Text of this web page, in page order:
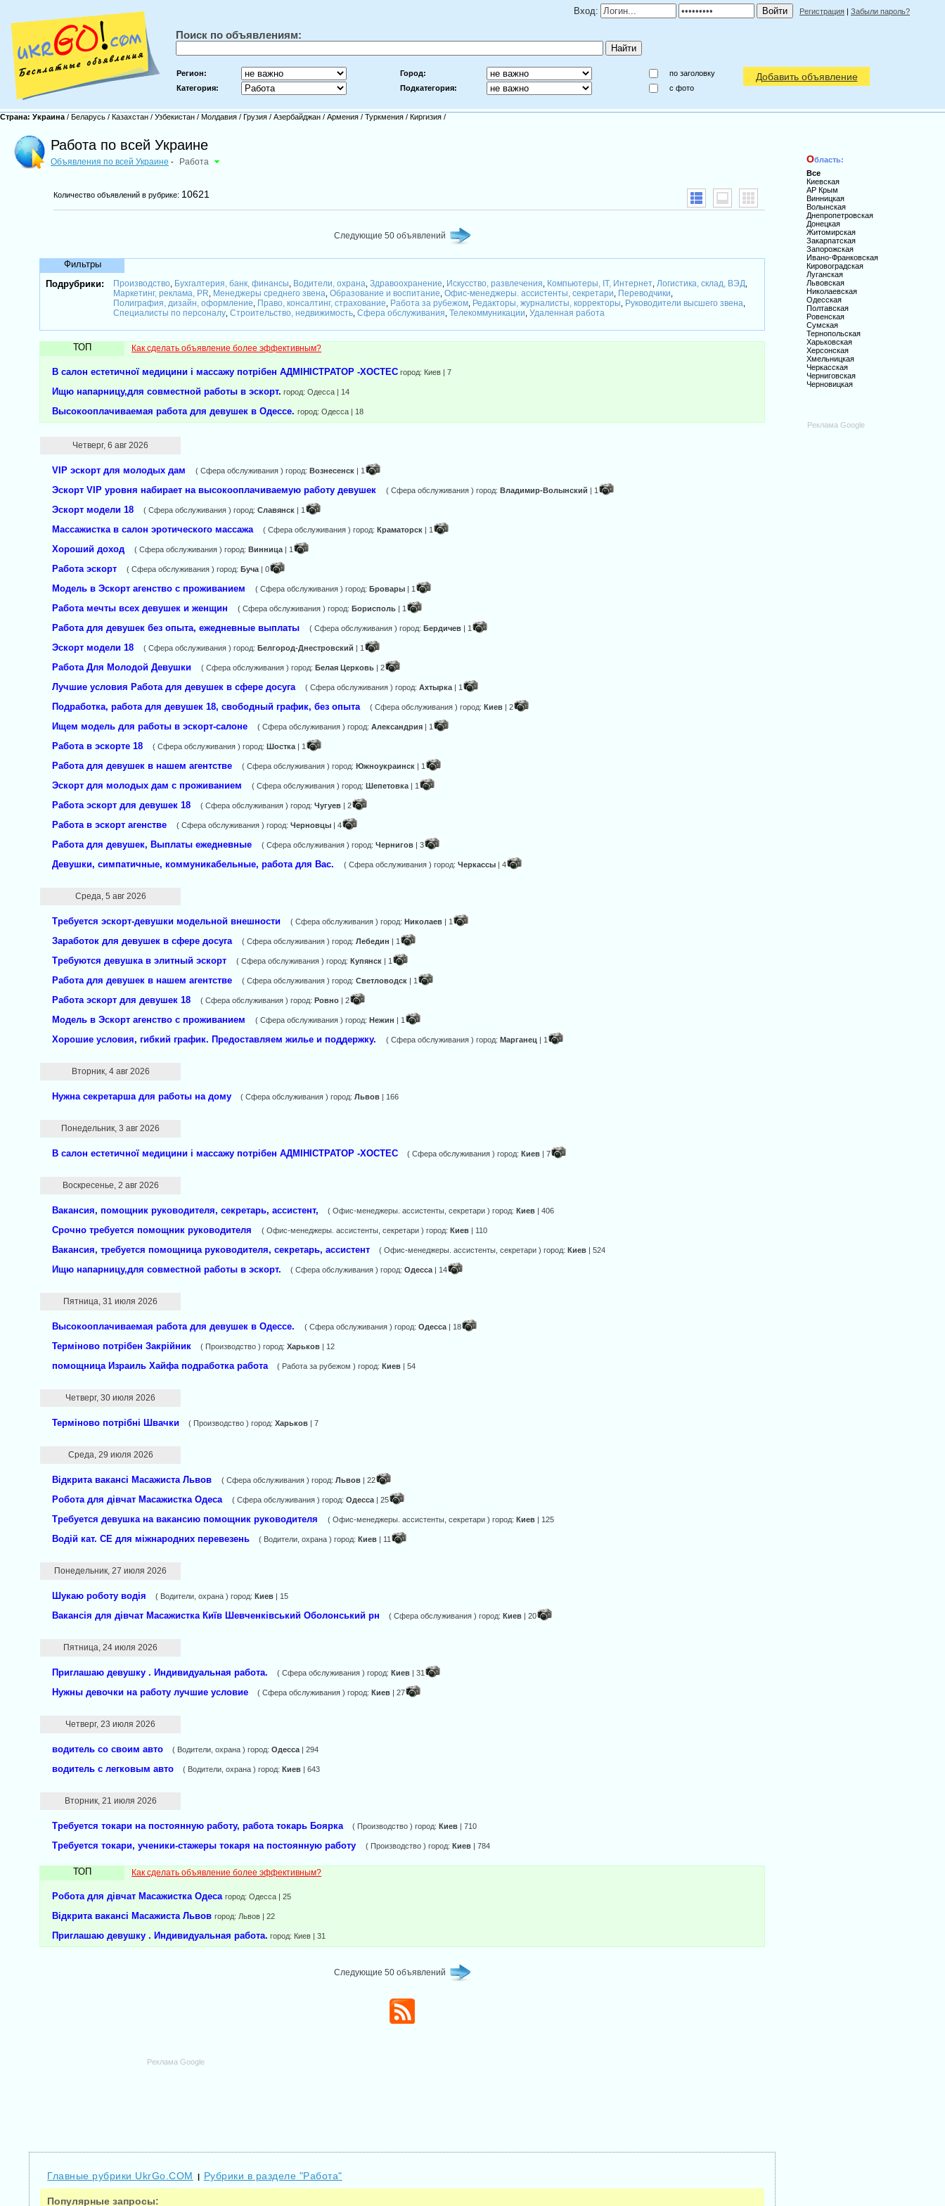
Вход: Регистрация | Забыли пароль?
Поиск по объявлениям:
Регион: Город:
по заголовку
Категория:
Подкатегория: c фото
Добавить объявление
Страна: Украина / Беларусь / Казахстан / Узбекистан / Молдавия / Грузия / Азербайджан / Армения / Туркмения / Киргизия /
Работа по всей Украине
Объявления по всей Украине - Работа
Количество объявлений в рубрике: 10621
Следующие 50 объявлений
Фильтры
Подрубрики:
Производство Бухгалтерия, банк, финансы Водители, охрана ,Здравоохранение Искусство, развлечения Компьютеры, IT, Интернет Логистика, склад, ВЭД
Маркетинг, реклама, PR Менеджеры среднего звена ,Образование и воспитание ,Офис-менеджеры. ассистенты, секретари Переводчики
Полиграфия, дизайн, оформление Право, консалтинг, страхование Работа за рубежом Редакторы, журналисты, корректоры Руководители высшего звена
Специалисты по персоналу ,Строительство, недвижимость ,Сфера обслуживания ,Телекоммуникации ,Удаленная работа
ТОП Как сделать объявление более эффективным?
В салон естетичної медицини і массажу потрібен АДМІНІСТРАТОР -ХОСТЕС город: Киев | 7
Ищю напарницу,для совместной работы в эскорт. город: Одесса | 14
Выcокооплачиваeмая работа для девушек в Одессе.город: Одесса | 18
Четверг, 6 авг 2026
VIP эскорт для молодых дам ( Сфера обслуживания ) город:Вознесенск | 1
Эскорт VIP уровня набирает на высокооплачиваемую работу девушек ( Сфера обслуживания ) город:Владимир-Волынский | 1
Эскорт модели 18 ( Сфера обслуживания ) город:Славянск | 1
Массажистка в салон эротического массажа ( Сфера обслуживания ) город:Краматорск | 1
Хороший доход ( Сфера обслуживания ) город:Винница | 1
Работа эскорт ( Сфера обслуживания ) город:Буча | 0
Модель в Эскорт агенство с проживанием ( Сфера обслуживания ) город:Бровары | 1
Работа мечты всех девушек и женщин ( Сфера обслуживания ) город:Борисполь | 1
Работа для девушек без опыта, ежедневные выплаты ( Сфера обслуживания ) город:Бердичев | 1
Эскорт модели 18 ( Сфера обслуживания ) город:Белгород-Днестровский | 1
Работа Для Молодой Девушки ( Сфера обслуживания ) город:Белая Церковь | 2
Лучшие условия Работа для девушек в сфере досуга ( Сфера обслуживания ) город:Ахтырка | 1
Подработка, работа для девушек 18, свободный график, без опыта ( Сфера обслуживания ) город:Киев | 2
Ищем модель для работы в эскорт-салоне ( Сфера обслуживания ) город:Александрия | 1
Работа в эскорте 18 ( Сфера обслуживания ) город:Шостка | 1
Работа для девушек в нашем агентстве ( Сфера обслуживания ) город:Южноукраинск | 1
Эскорт для молодых дам с проживанием ( Сфера обслуживания ) город:Шепетовка | 1
Работа эскорт для девушек 18 ( Сфера обслуживания ) город:Чугуев | 2
Работа в эскорт агенстве ( Сфера обслуживания ) город:Черновцы | 4
Работа для девушек, Выплаты ежедневные ( Сфера обслуживания ) город:Чернигов | 3
Девушки, симпатичные, коммуникабельные, работа для Вас. ( Сфера обслуживания ) город:Черкассы | 4
Среда, 5 авг 2026
Требуется эскорт-девушки модельной внешности ( Сфера обслуживания ) город:Николаев | 1
Заработок для девушек в сфере досуга ( Сфера обслуживания ) город:Лебедин | 1
Требуются девушка в элитный эскорт ( Сфера обслуживания ) город:Купянск | 1
Работа для девушек в нашем агентстве ( Сфера обслуживания ) город:Светловодск | 1
Работа эскорт для девушек 18 ( Сфера обслуживания ) город:Ровно | 2
Модель в Эскорт агенство с проживанием ( Сфера обслуживания ) город:Нежин | 1
Хорошие условия, гибкий график. Предоставляем жилье и поддержку. ( Сфера обслуживания ) город:Марганец | 1
Вторник, 4 авг 2026
Нужна секретарша для работы на дому ( Сфера обслуживания ) город:Львов | 166
Понедельник, 3 авг 2026
В салон естетичної медицини і массажу потрібен АДМІНІСТРАТОР -ХОСТЕС ( Сфера обслуживания ) город:Киев | 7
Воскресенье, 2 авг 2026
Вакансия, помощник руководителя, секретарь, ассистент, ( Офис-менеджеры. ассистенты, секретари ) город:Киев | 406
Срочно требуется помощник руководителя ( Офис-менеджеры. ассистенты, секретари ) город:Киев | 110
Вакансия, требуется помощница руководителя, секретарь, ассистент ( Офис-менеджеры. ассистенты, секретари ) город:Киев | 524
Ищю напарницу,для совместной работы в эскорт. ( Сфера обслуживания ) город:Одесса | 14
Пятница, 31 июля 2026
Выcокооплачиваeмая работа для девушек в Одессе. ( Сфера обслуживания ) город:Одесса | 18
Терміново потрібен Закрійник ( Производство ) город:Харьков | 12
помощница Израиль Хайфа подработка работа ( Работа за рубежом ) город:Киев | 54
Четверг, 30 июля 2026
Терміново потрібні Швачки ( Производство ) город:Харьков | 7
Среда, 29 июля 2026
Відкрита вакансі Масажиста Львов ( Сфера обслуживания ) город:Львов | 22
Робота для дівчат Масажистка Одеса ( Сфера обслуживания ) город:Одесса | 25
Требуется девушка на вакансию помощник руководителя ( Офис-менеджеры. ассистенты, секретари ) город:Киев | 125
Водій кат. CE для міжнародних перевезень ( Водители, охрана ) город:Киев | 11
Понедельник, 27 июля 2026
Шукаю роботу водія ( Водители, охрана ) город:Киев | 15
Вакансія для дівчат Масажистка Київ Шевченківський Оболонський рн ( Сфера обслуживания ) город:Киев | 20
Пятница, 24 июля 2026
Приглашаю девушку . Индивидуальная работа. ( Сфера обслуживания ) город:Киев | 31
Нужны девочки на работу лучшие условие ( Сфера обслуживания ) город:Киев | 27
Четверг, 23 июля 2026
водитель со своим авто ( Водители, охрана ) город:Одесса | 294
водитель с легковым авто ( Водители, охрана ) город:Киев | 643
Вторник, 21 июля 2026
Требуется токари на постоянную работу, работа токарь Боярка ( Производство ) город:Киев | 710
Требуется токари, ученики-стажеры токаря на постоянную работу ( Производство ) город:Киев | 784
ТОП Как сделать объявление более эффективным?
Робота для дівчат Масажистка Одесагород: Одесса | 25
Відкрита вакансі Масажиста Львовгород: Львов | 22
Приглашаю девушку . Индивидуальная работа. город: Киев | 31
Следующие 50 объявлений
Реклама Google
Главные рубрики UkrGo.COM | Рубрики в разделе "Работа"
Популярные запросы:
Область:
Все
Киевская
АР Крым
Винницкая
Волынская
Днепропетровская
Донецкая
Житомирская
Закарпатская
Запорожская
Ивано-Франковская
Кировоградская
Луганская
Львовская
Николаевская
Одесская
Полтавская
Ровенская
Сумская
Тернопольская
Харьковская
Херсонская
Хмельницкая
Черкасская
Черниговская
Черновицкая
Реклама Google